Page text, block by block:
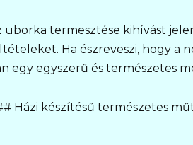
uborka termesztése kihívást
Ha észreveszi, hogy a
egy egyszerű és természetes
Házi készítésű természetes